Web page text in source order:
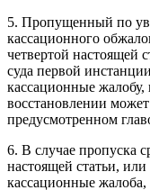
5. Пропущенный по
кассационного
четвертой настоящей
суда первой
кассационные жалобу,
восстановлении
предусмотренном
6. В случае пропуска
настоящей статьи, или
кассационные